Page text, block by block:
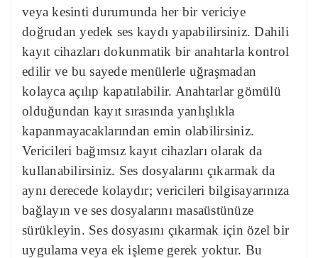
veya kesinti durumunda her bir vericiye
doğrudan yedek ses kaydı yapabilirsiniz. Dahili
kayıt cihazları dokunmatik bir anahtarla kontrol
edilir ve bu sayede menülerle uğraşmadan
kolayca açılıp kapatılabilir. Anahtarlar gömülü
olduğundan kayıt sırasında yanlışlıkla
kapanmayacaklarından emin olabilirsiniz.
Vericileri bağımsız kayıt cihazları olarak da
kullanabilirsiniz. Ses dosyalarını çıkarmak da
aynı derecede kolaydır; vericileri bilgisayarınıza
bağlayın ve ses dosyalarını masaüstünüze
sürükleyin. Ses dosyasını çıkarmak için özel bir
uygulama veya ek işleme gerek yoktur. Bu